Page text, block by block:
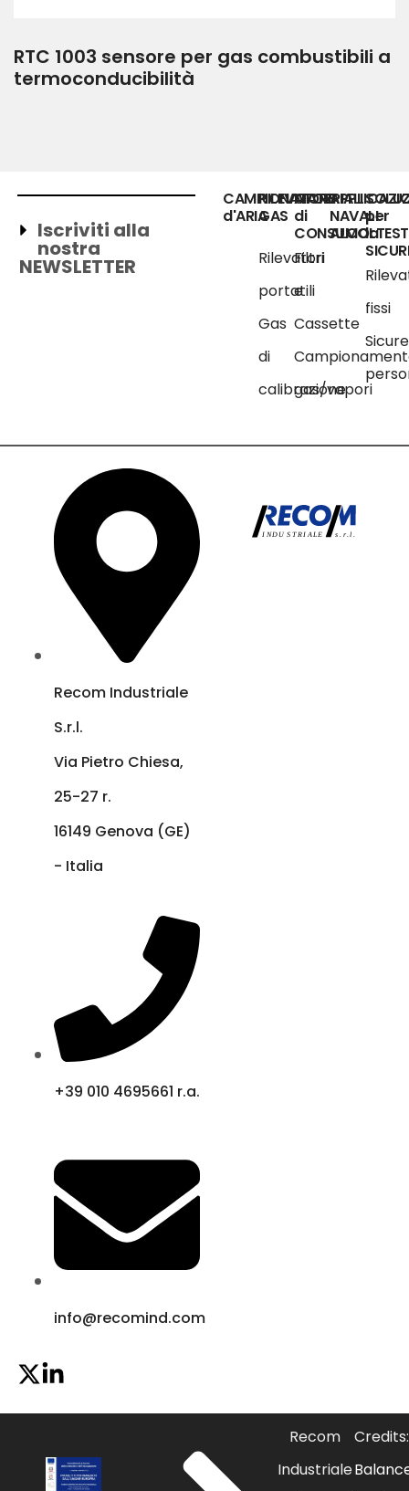
RTC 1003 sensore per gas combustibili a
termoconducibilità
Iscriviti alla
nostra
NEWSLETTER
CAMPIONATORE
d'ARIA
RILEVATORI
GAS
Rilevatori
portatili
Gas
di
calibrazione
MATERIALI
di
CONSUMO
Filtri
e
Cassette
gas/vapori
NAVALI
ALCOLTEST
per
la
fissi
Recom Industriale
S.r.l.
Via Pietro Chiesa,
25-27 r.
16149 Genova (GE)
- Italia
+39 010 4695661 r.a.
info@recomind.com
Recom
Industriale
Credits: